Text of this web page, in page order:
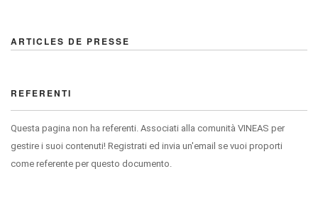
ARTICLES DE PRESSE
REFERENTI
Questa pagina non ha referenti. Associati alla comunità VINEAS per
gestire i suoi contenuti! Registrati ed invia un'email se vuoi proporti
come referente per questo documento.